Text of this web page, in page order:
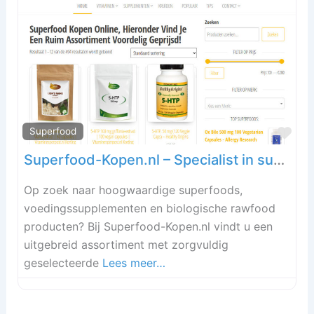
Superfood
Superfood-Kopen.nl – Specialist in superfood en natuurlijke voeding
Op zoek naar hoogwaardige superfoods,
voedingssupplementen en biologische rawfood
producten? Bij Superfood-Kopen.nl vindt u een
uitgebreid assortiment met zorgvuldig
geselecteerde Lees meer…